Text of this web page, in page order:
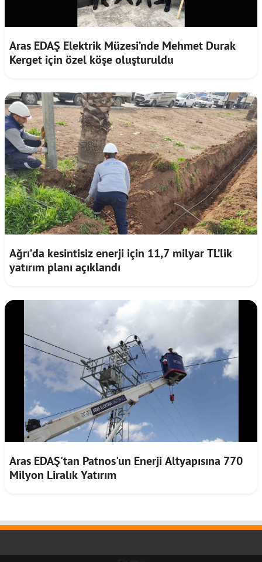
Aras EDAŞ Elektrik Müzesi’nde Mehmet Durak
Kerget için özel köşe oluşturuldu
Ağrı’da kesintisiz enerji için 11,7 milyar TL’lik
yatırım planı açıklandı
Aras EDAŞ'tan Patnos'un Enerji Altyapısına 770
Milyon Liralık Yatırım